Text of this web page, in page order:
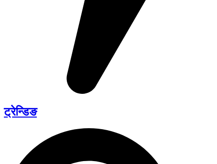
ट्रेन्डिङ